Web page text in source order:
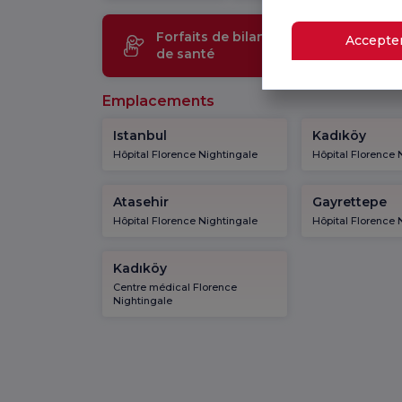
Forfaits de bilan
de santé
Emplacements
Istanbul
Hôpital Florence Nightingale
Kadıköy
Hôpital Florence
Atasehir
Hôpital Florence Nightingale
Gayrettepe
Hôpital Florence
Kadıköy
Centre médical Florence
Nightingale